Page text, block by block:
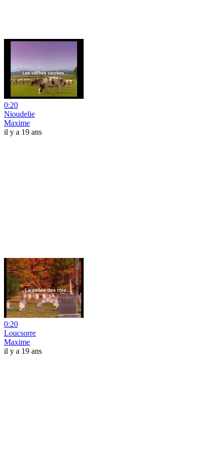
0:20
Nioudelie
Maxime
il y a 19 ans
0:20
Loucsorre
Maxime
il y a 19 ans